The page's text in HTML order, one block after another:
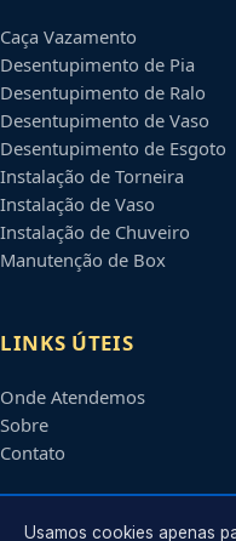
Caça Vazamento
Desentupimento de Pia
Desentupimento de Ralo
Desentupimento de Vaso
Desentupimento de Esgoto
Instalação de Torneira
Instalação de Vaso
Instalação de Chuveiro
Manutenção de Box
LINKS ÚTEIS
Onde Atendemos
Sobre
Contato
CONTATO
Usamos cookies apenas